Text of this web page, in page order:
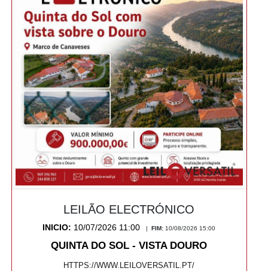
LEILÃO ELECTRÓNICO
INICIO: 10/07/2026 11:00 |FIM: 10/08/2026 15:00
QUINTA DO SOL - VISTA DOURO
HTTPS://WWW.LEILOVERSATIL.PT/